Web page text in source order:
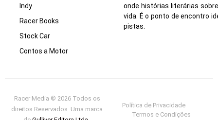
Indy
Racer Books
Stock Car
Contos a Motor
onde histórias literárias
vida. É o ponto de encontro
pistas.
Racer Media © 2026 Todos os
direitos Reservados. Uma marca
Política de Privacidade
Termos e Condições